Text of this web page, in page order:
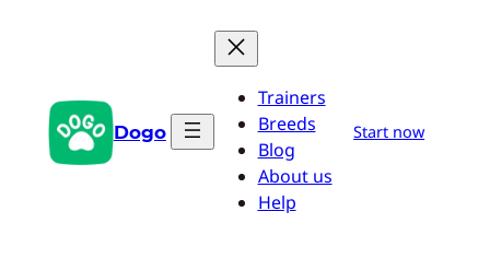
Dogo
Trainers
Breeds
Blog
About us
Help
Start now